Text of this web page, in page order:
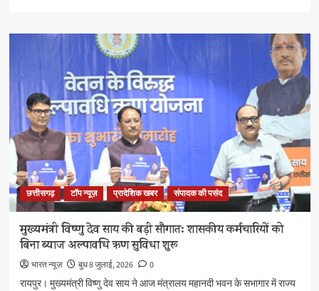
‘बस्तर
विकसित
छत्तीसगढ़
के
विजन
को
मिलेगी
नई
गति
:
मुख्यमंत्री
विष्णु
देव
साय
के
बारे
छत्तीसगढ़ टॉप न्यूज़ प्रादेशिक खबर संपादक की पसंद
मुख्यमंत्री विष्णु देव साय की बड़ी सौगात: शासकीय कर्मचारियों को
बिना ब्याज अल्पावधि ऋण सुविधा शुरू
भारत न्यूज़ बुध 8 जुलाई, 2026
0
रायपुर। मुख्यमंत्री विष्णु देव साय ने आज मंत्रालय महानदी भवन के सभागार में राज्य